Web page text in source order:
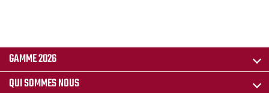
GAMME 2026
QUI SOMMES NOUS